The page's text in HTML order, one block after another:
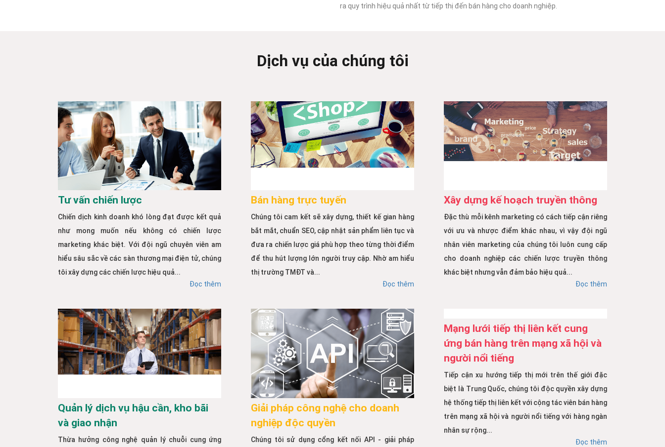
ra quy trình hiệu quả nhất từ tiếp thị đến bán hàng cho doanh nghiệp.
Dịch vụ của chúng tôi
Tư vấn chiến lược
Chiến dịch kinh doanh khó lòng đạt được kết quả
như mong muốn nếu không có chiến lược
marketing khác biệt. Với đội ngũ chuyên viên am
hiểu sâu sắc về các sàn thương mại điện tử, chúng
tôi xây dựng các chiến lược hiệu quả...
Đọc thêm
Bán hàng trực tuyến
Chúng tôi cam kết sẽ xây dựng, thiết kế gian hàng
bắt mắt, chuẩn SEO, cập nhật sản phẩm liên tục và
đưa ra chiến lược giá phù hợp theo từng thời điểm
để thu hút lượng lớn người truy cập. Nhờ am hiểu
thị trường TMĐT và...
Đọc thêm
Xây dựng kế hoạch truyền thông
Đặc thù mỗi kênh marketing có cách tiếp cận riêng
với ưu và nhược điểm khác nhau, vì vậy đội ngũ
nhân viên marketing của chúng tôi luôn cung cấp
cho doanh nghiệp các chiến lược truyền thông
khác biệt nhưng vẫn đảm bảo hiệu quả...
Đọc thêm
Quản lý dịch vụ hậu cần, kho bãi
và giao nhận
Thừa hưởng công nghệ quản lý chuỗi cung ứng
Giải pháp công nghệ cho doanh
nghiệp độc quyền
Chúng tôi sử dụng cổng kết nối API - giải pháp
Mạng lưới tiếp thị liên kết cung
ứng bán hàng trên mạng xã hội và
người nổi tiếng
Tiếp cận xu hướng tiếp thị mới trên thế giới đặc
biệt là Trung Quốc, chúng tôi độc quyền xây dựng
hệ thống tiếp thị liên kết với cộng tác viên bán hàng
trên mạng xã hội và người nổi tiếng với hàng ngàn
nhân sự rộng...
Đọc thêm